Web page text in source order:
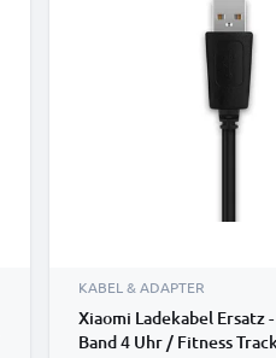
KABEL & ADAPTER
Xiaomi Ladekabel Ersatz
Band 4 Uhr / Fitness